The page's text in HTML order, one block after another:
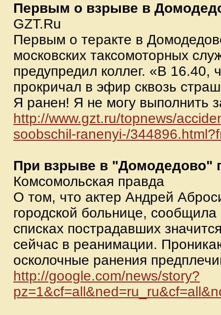
Первым о взрыве в
GZT.Ru
Первым о теракте в
московских таксомоторных
предупредил коллег. «В 16.40,
прокричал в эфир сквозь
Я ранен! Я не могу выполнить
http://www.gzt.ru/topnews/
soobschil-ranenyi-/
При взрыве в "Домодедово"
Комсомольская правда
О том, что актер Андрей
городской больнице,
списках пострадавших
сейчас в реанимации.
осколочные ранения
http://google.com/news/story?